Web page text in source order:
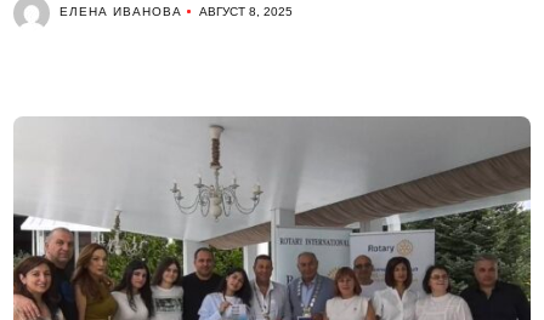
ЕЛЕНА ИВАНОВА АВГУСТ 8, 2025